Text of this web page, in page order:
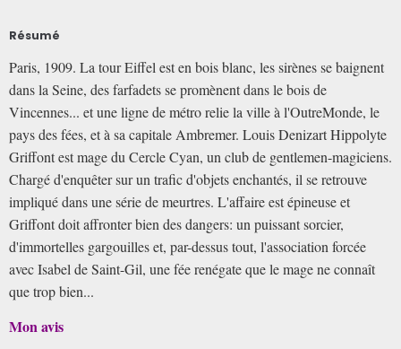
Résumé
Paris, 1909. La tour Eiffel est en bois blanc, les sirènes se baignent
dans la Seine, des farfadets se promènent dans le bois de
Vincennes... et une ligne de métro relie la ville à l'OutreMonde, le
pays des fées, et à sa capitale Ambremer. Louis Denizart Hippolyte
Griffont est mage du Cercle Cyan, un club de gentlemen-magiciens.
Chargé d'enquêter sur un trafic d'objets enchantés, il se retrouve
impliqué dans une série de meurtres. L'affaire est épineuse et
Griffont doit affronter bien des dangers: un puissant sorcier,
d'immortelles gargouilles et, par-dessus tout, l'association forcée
avec Isabel de Saint-Gil, une fée renégate que le mage ne connaît
que trop bien...
Mon avis